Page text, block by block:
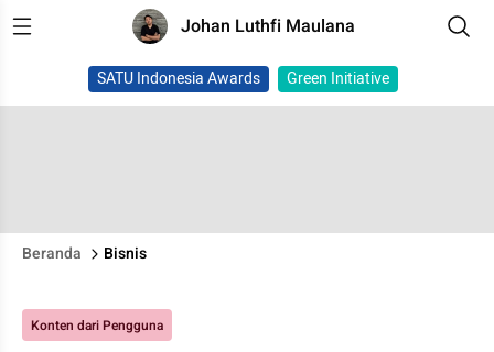
Johan Luthfi Maulana
SATU Indonesia Awards Green Initiative
Beranda Bisnis
Konten dari Pengguna